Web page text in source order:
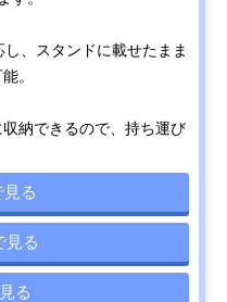
、スタンドに載せたまま
。
納できるので、持ち運び
る
見る
る